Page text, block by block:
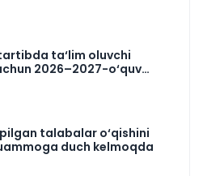
ta‘lim oluvchi
2026–2027-o‘quv
talabalar o‘qishini
duch kelmoqda